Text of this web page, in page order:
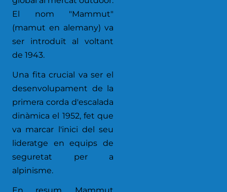
El nom "Mammut"
(mamut en alemany) va
ser introduït al voltant
de 1943.
Una fita crucial va ser el
desenvolupament de la
primera corda d'escalada
dinàmica el 1952, fet que
va marcar l'inici del seu
lideratge en equips de
seguretat per a
alpinisme.